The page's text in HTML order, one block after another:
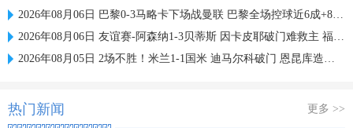
2026年08月06日 巴黎0-3马略卡下场战曼联 巴黎全场控球近6成+8射3正未果
2026年08月06日 友谊赛-阿森纳1-3贝蒂斯 因卡皮耶破门难救主 福纳尔斯1射2传
2026年08月05日 2场不胜！米兰1-1国米 迪马尔科破门 恩昆库造点+点射拉莫斯登场
热门新闻 更多 >>